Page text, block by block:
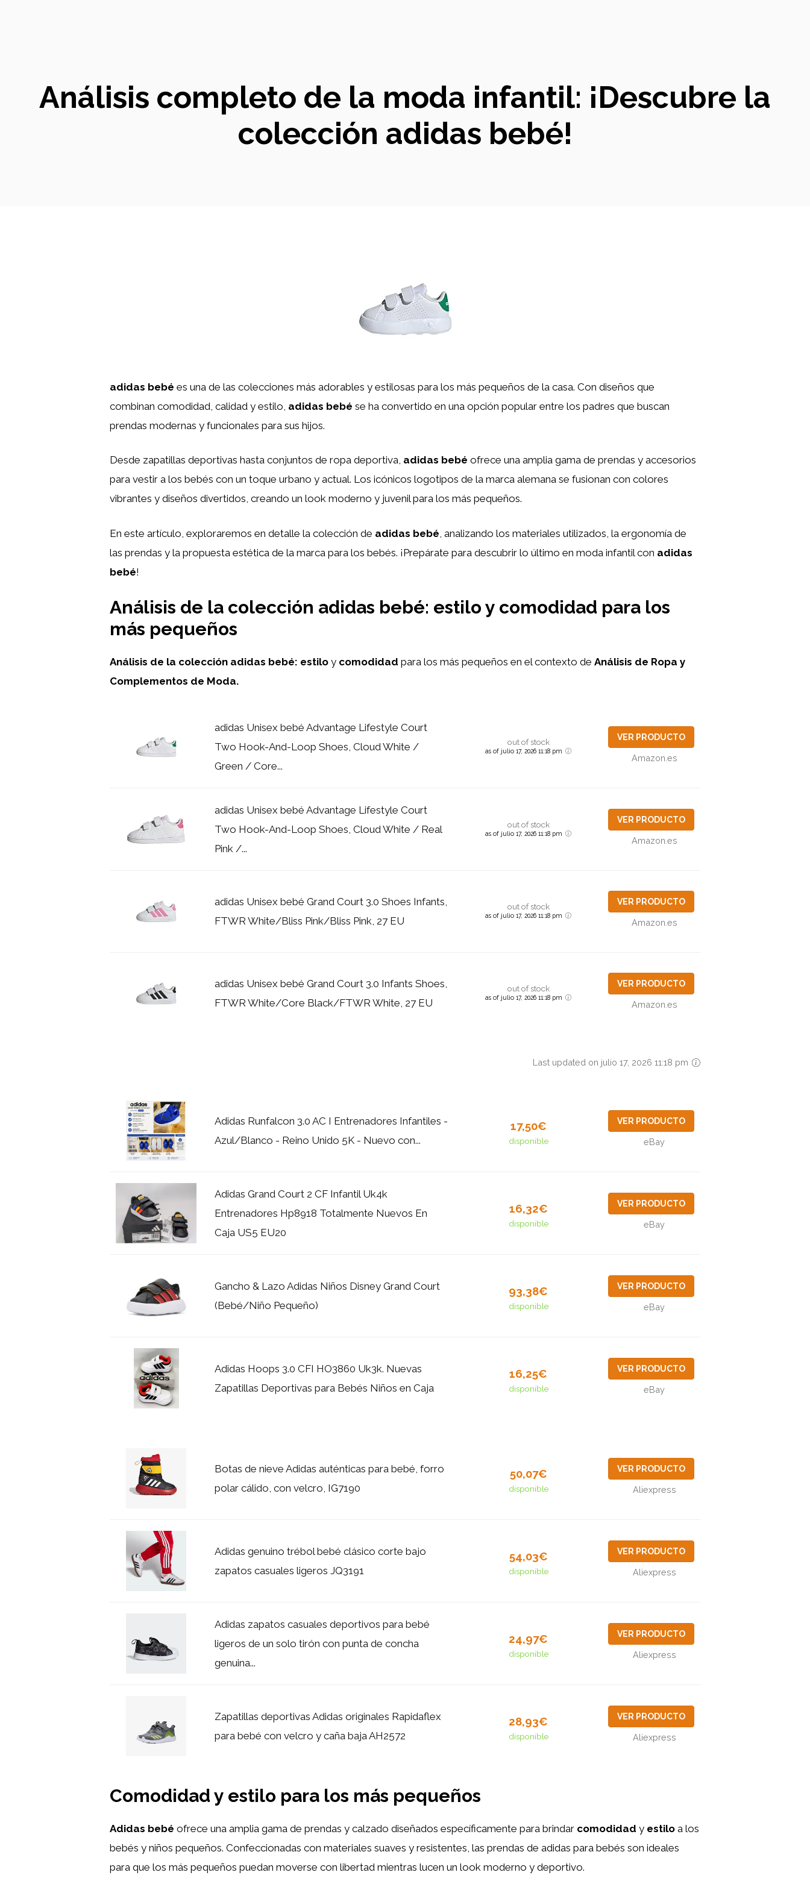
Análisis completo de la moda infantil: ¡Descubre la
colección adidas bebé!
adidas bebé es una de las colecciones más adorables y estilosas para los más pequeños de la casa. Con diseños que
combinan comodidad, calidad y estilo, adidas bebé se ha convertido en una opción popular entre los padres que buscan
prendas modernas y funcionales para sus hijos.
Desde zapatillas deportivas hasta conjuntos de ropa deportiva, adidas bebé ofrece una amplia gama de prendas y accesorios
para vestir a los bebés con un toque urbano y actual. Los icónicos logotipos de la marca alemana se fusionan con colores
vibrantes y diseños divertidos, creando un look moderno y juvenil para los más pequeños.
En este artículo, exploraremos en detalle la colección de adidas bebé , analizando los materiales utilizados, la ergonomía de
las prendas y la propuesta estética de la marca para los bebés. ¡Prepárate para descubrir lo último en moda infantil con adidas
bebé!
Análisis de la colección adidas bebé: estilo y comodidad para los
más pequeños
Análisis de la colección adidas bebé: estilo y comodidad para los más pequeños en el contexto de Análisis de Ropa y
Complementos de Moda.
adidas Unisex bebé Advantage Lifestyle Court
Two Hook-And-Loop Shoes, Cloud White /
Green / Core...
out of stock
as of julio 17, 2026 11:18 pm
VER PRODUCTO
Amazon.es
adidas Unisex bebé Advantage Lifestyle Court
Two Hook-And-Loop Shoes, Cloud White / Real
Pink /...
out of stock
as of julio 17, 2026 11:18 pm
VER PRODUCTO
Amazon.es
adidas Unisex bebé Grand Court 3.0 Shoes Infants,
FTWR White/Bliss Pink/Bliss Pink, 27 EU
out of stock
as of julio 17, 2026 11:18 pm
VER PRODUCTO
Amazon.es
adidas Unisex bebé Grand Court 3.0 Infants Shoes,
FTWR White/Core Black/FTWR White, 27 EU
out of stock
as of julio 17, 2026 11:18 pm
VER PRODUCTO
Amazon.es
Last updated on julio 17, 2026 11:18 pm
Adidas Runfalcon 3.0 AC I Entrenadores Infantiles -
Azul/Blanco - Reino Unido 5K - Nuevo con...
17,50€
disponible
VER PRODUCTO
eBay
Adidas Grand Court 2 CF Infantil Uk4k
Entrenadores Hp8918 Totalmente Nuevos En
Caja US5 EU20
16,32€
disponible
VER PRODUCTO
eBay
Gancho & Lazo Adidas Niños Disney Grand Court
(Bebé/Niño Pequeño)
93,38€
disponible
VER PRODUCTO
eBay
Adidas Hoops 3.0 CFI HO3860 Uk3k. Nuevas
Zapatillas Deportivas para Bebés Niños en Caja
16,25€
disponible
VER PRODUCTO
eBay
Botas de nieve Adidas auténticas para bebé, forro
polar cálido, con velcro, IG7190
50,07€
disponible
VER PRODUCTO
Aliexpress
Adidas genuino trébol bebé clásico corte bajo
zapatos casuales ligeros JQ3191
54,03€
disponible
VER PRODUCTO
Aliexpress
Adidas zapatos casuales deportivos para bebé
ligeros de un solo tirón con punta de concha
genuina...
24,97€
disponible
VER PRODUCTO
Aliexpress
Zapatillas deportivas Adidas originales Rapidaflex
para bebé con velcro y caña baja AH2572
28,93€
disponible
VER PRODUCTO
Aliexpress
Comodidad y estilo para los más pequeños
Adidas bebé ofrece una amplia gama de prendas y calzado diseñados específicamente para brindar comodidad y estilo a los
bebés y niños pequeños. Confeccionadas con materiales suaves y resistentes, las prendas de adidas para bebés son ideales
para que los más pequeños puedan moverse con libertad mientras lucen un look moderno y deportivo.